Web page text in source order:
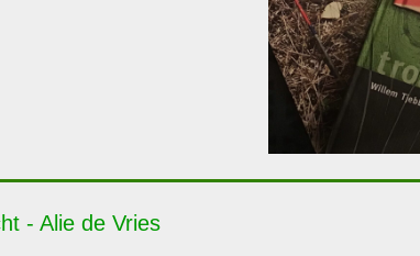
- Alie de Vries